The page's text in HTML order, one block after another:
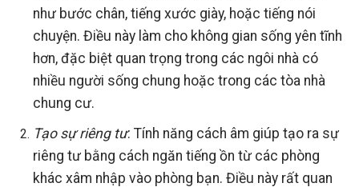
như bước chân, tiếng xước giày, hoặc tiếng nói
chuyện. Điều này làm cho không gian sống yên tĩnh
hơn, đặc biệt quan trọng trong các ngôi nhà có
nhiều người sống chung hoặc trong các tòa nhà
chung cư.
Tạo sự riêng tư: Tính năng cách âm giúp tạo ra sự
riêng tư bằng cách ngăn tiếng ồn từ các phòng
khác xâm nhập vào phòng bạn. Điều này rất quan